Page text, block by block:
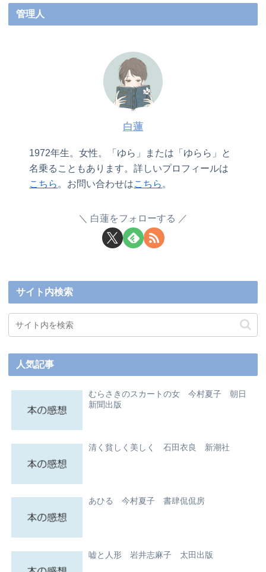
管理人
白蓮
1972年生。女性。「ゆら」または「ゆらら」と
名乗ることもあります。詳しいプロフィールは
こちら 。お問い合わせはこちら 。
白蓮をフォローする
サイト内検索
人気記事
むらさきのスカートの女 今村夏子 朝日
新聞出版
清く貧しく美しく 石田衣良 新潮社
あひる 今村夏子 書肆侃侃房
嘘と人形 岩井志麻子 太田出版